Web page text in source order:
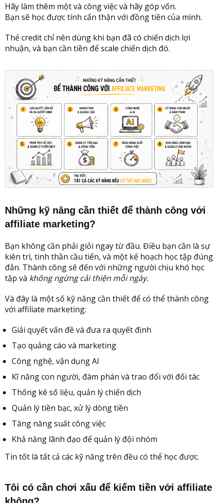
Hãy làm thêm một và công việc và hãy góp vốn.
Bạn sẽ học được tính cẩn thận với đồng tiền của mình.
Thẻ credit chỉ nên dùng khi bạn đã có chiến dịch lợi
nhuận, và bạn cần tiền để scale chiến dịch đó.
Những kỹ năng cần thiết để thành công với
affiliate marketing?
Bạn không cần phải giỏi ngay từ đầu. Điều bạn cần là sự
kiên trì, tinh thần cầu tiến, và một kế hoạch học tập đúng
đắn. Thành công sẽ đến với những người chịu khó học
tập và không ngừng cải thiện mỗi ngày.
Và đây là một số kỹ năng cần thiết để có thể thành công
với affiliate marketing:
Giải quyết vấn đề và đưa ra quyết định
Tạo quảng cáo và marketing
Công nghệ, vận dụng AI
Kĩ năng con người, đàm phán và trao đổi với đối tác
Thống kê số liệu, quản lý chiến dịch
Quản lý tiền bạc, xử lý dòng tiền
Tăng năng suất công việc
Khả năng lãnh đạo để quản lý đội nhóm
Tin tốt là tất cả các kỹ năng trên đều có thể học được.
Tôi có cần chơi xấu để kiếm tiền với affiliate